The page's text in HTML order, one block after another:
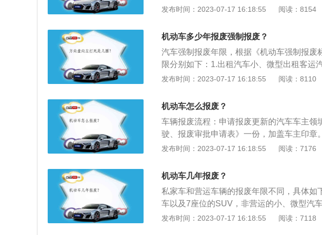
的SUV，非营运的小、微型汽车无使用年限
车、轮式专用机械车也无使用年限限制。引
是建议报废，但是如果车辆还符合继续使用
必须、一定、肯定要报废。强制报废的标准
规定使用年限；修理和调整仍不符合机动车
求；经修理和调整或者采用控制技术后，向
得机动车检验合格标志。
发布时间：2023-07-17 16:18:55 阅读：8154
机动车多少年报废强制报废？
汽车强制报废年限，根据《机动车强制报废
限分别如下：1.出租汽车小、微型出租客运
10年，大型出租客运汽车使用12年；租赁载
15年。3.公交客运汽车公交客运汽车使用13
运载客汽车使用10年，大、中型营运载客
车、危险品运输半挂车使用10年，集装箱
发布时间：2023-07-17 16:18:55 阅读：8110
机动车怎么报废？
车辆报废流程：申请报废更新的汽车车主领
驶、报废审批申请表》一份，加盖车主印章
的车辆开具《汽车报废通知书》。对未达到
择一家符合规定的回收企业将车辆送交解体
辆解体并照相。要求发动机与车辆分离，发
割断。车主持《变更表》、《XX省更新汽
明》及车辆解体照片，经机动车查验岗核对
批，办理报废登记。
发布时间：2023-07-17 16:18:55 阅读：7176
机动车几年报废？
私家车和营运车辆的报废年限不同，具体如
车以及7座位的SUV，非营运的小、微型汽
了60万公里时，国家将引导报废。除了上述
发布时间：2023-07-17 16:18:55 阅读：7118